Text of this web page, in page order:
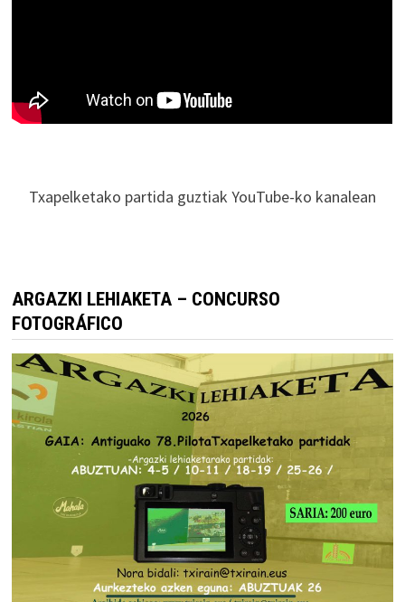
Txapelketako partida guztiak YouTube-ko kanalean
ARGAZKI LEHIAKETA – CONCURSO
FOTOGRÁFICO